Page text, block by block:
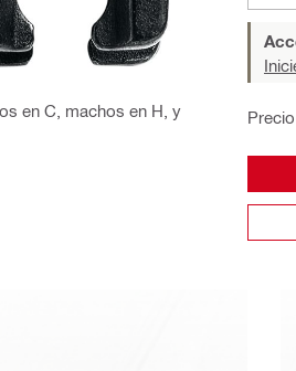
en C, machos en H, y